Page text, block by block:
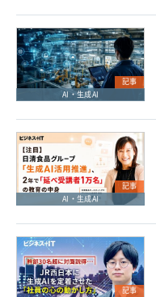
記事
AI・生成AI
記事
AI・生成AI
記事